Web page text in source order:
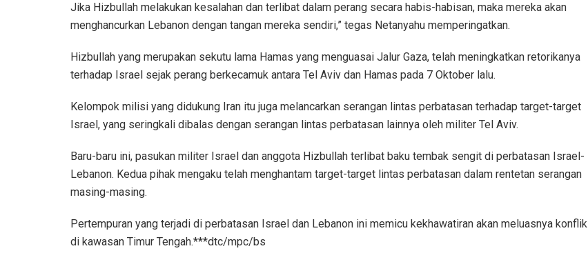
Jika Hizbullah melakukan kesalahan dan terlibat dalam perang secara habis-habisan, maka mereka akan
menghancurkan Lebanon dengan tangan mereka sendiri,” tegas Netanyahu memperingatkan.
Hizbullah yang merupakan sekutu lama Hamas yang menguasai Jalur Gaza, telah meningkatkan retorikanya
terhadap Israel sejak perang berkecamuk antara Tel Aviv dan Hamas pada 7 Oktober lalu.
Kelompok milisi yang didukung Iran itu juga melancarkan serangan lintas perbatasan terhadap target-target
Israel, yang seringkali dibalas dengan serangan lintas perbatasan lainnya oleh militer Tel Aviv.
Baru-baru ini, pasukan militer Israel dan anggota Hizbullah terlibat baku tembak sengit di perbatasan Israel-
Lebanon. Kedua pihak mengaku telah menghantam target-target lintas perbatasan dalam rentetan serangan
masing-masing.
Pertempuran yang terjadi di perbatasan Israel dan Lebanon ini memicu kekhawatiran akan meluasnya konflik
di kawasan Timur Tengah.***dtc/mpc/bs